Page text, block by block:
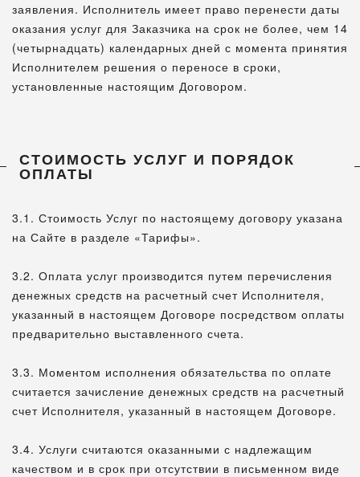
заявления. Исполнитель имеет право перенести даты
оказания услуг для Заказчика на срок не более, чем 14
(четырнадцать) календарных дней с момента принятия
Исполнителем решения о переносе в сроки,
установленные настоящим Договором.
СТОИМОСТЬ УСЛУГ И ПОРЯДОК
ОПЛАТЫ
3.1. Стоимость Услуг по настоящему договору указана
на Сайте в разделе «Тарифы».
3.2. Оплата услуг производится путем перечисления
денежных средств на расчетный счет Исполнителя,
указанный в настоящем Договоре посредством оплаты
предварительно выставленного счета.
3.3. Моментом исполнения обязательства по оплате
считается зачисление денежных средств на расчетный
счет Исполнителя, указанный в настоящем Договоре.
3.4. Услуги считаются оказанными с надлежащим
качеством и в срок при отсутствии в письменном виде